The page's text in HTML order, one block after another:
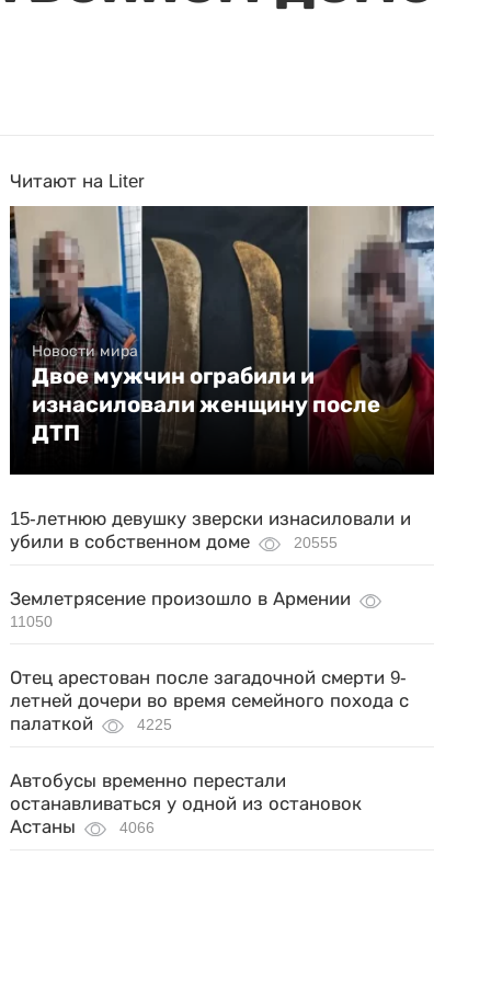
Читают на Liter
Новости мира
Двое мужчин ограбили и
изнасиловали женщину после
ДТП
15-летнюю девушку зверски изнасиловали и
убили в собственном доме
20555
Землетрясение произошло в Армении
11050
Отец арестован после загадочной смерти 9-
летней дочери во время семейного похода с
палаткой
4225
Автобусы временно перестали
останавливаться у одной из остановок
Астаны
4066